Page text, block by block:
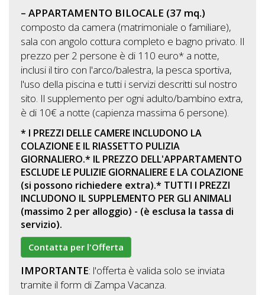
– APPARTAMENTO BILOCALE (37 mq.)
composto da camera (matrimoniale o familiare),
sala con angolo cottura completo e bagno privato. Il
prezzo per 2 persone è di 110 euro* a notte,
inclusi il tiro con l'arco/balestra, la pesca sportiva,
l'uso della piscina e tutti i servizi descritti sul nostro
sito. Il supplemento per ogni adulto/bambino extra,
è di 10€ a notte (capienza massima 6 persone).
* I PREZZI DELLE CAMERE INCLUDONO LA
COLAZIONE E IL RIASSETTO PULIZIA
GIORNALIERO.* IL PREZZO DELL'APPARTAMENTO
ESCLUDE LE PULIZIE GIORNALIERE E LA COLAZIONE
(si possono richiedere extra).* TUTTI I PREZZI
INCLUDONO IL SUPPLEMENTO PER GLI ANIMALI
(massimo 2 per alloggio) - (è esclusa la tassa di
servizio).
Contatta per l'Offerta
IMPORTANTE: l'offerta è valida solo se inviata
tramite il form di Zampa Vacanza.